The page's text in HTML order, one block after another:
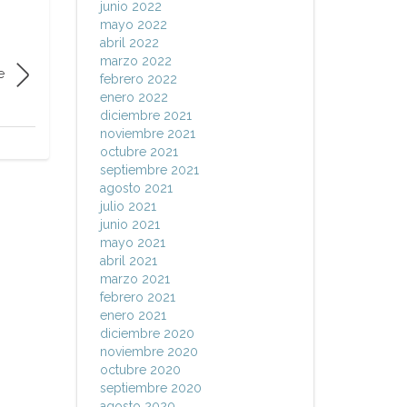
junio 2022
mayo 2022
abril 2022
marzo 2022
febrero 2022
enero 2022
diciembre 2021
noviembre 2021
octubre 2021
septiembre 2021
agosto 2021
julio 2021
junio 2021
mayo 2021
abril 2021
marzo 2021
febrero 2021
enero 2021
diciembre 2020
noviembre 2020
octubre 2020
septiembre 2020